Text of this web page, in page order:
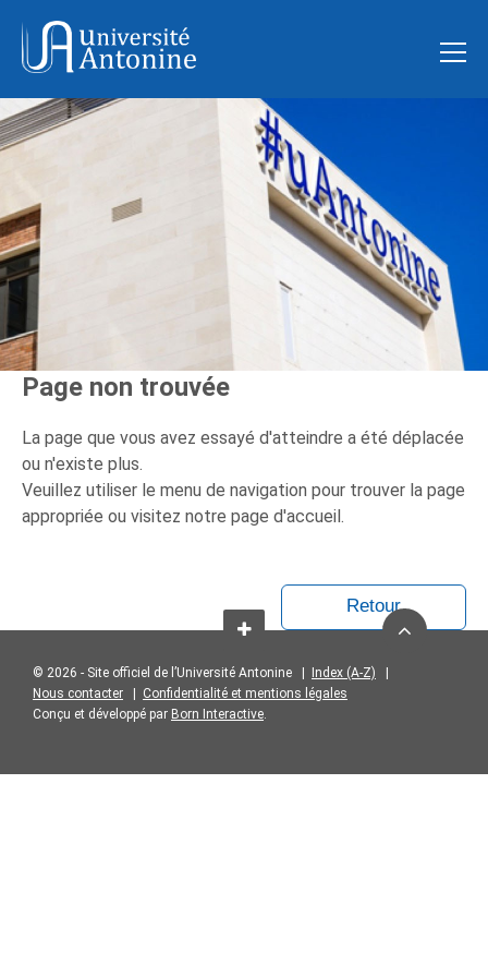
Page non trouvée
La page que vous avez essayé d'atteindre a été déplacée
ou n'existe plus.
Veuillez utiliser le menu de navigation pour trouver la page
appropriée ou visitez notre page d'accueil.
Retour
© 2026 - Site officiel de l’Université Antonine | Index (A-Z)
Nous contacter
Confidentialité et mentions légales
Conçu et développé par Born Interactive.